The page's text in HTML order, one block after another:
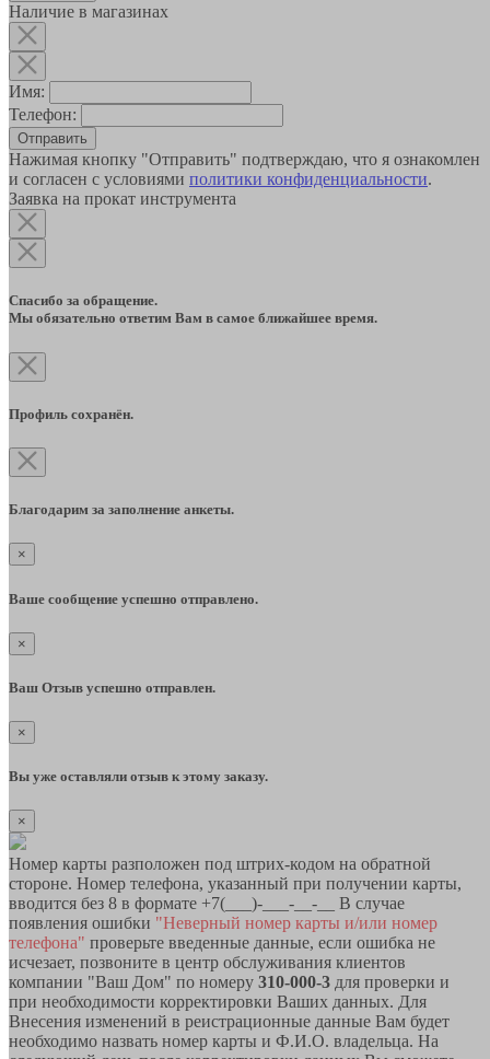
Наличие в магазинах
Имя:
Телефон:
Отправить
Нажимая кнопку "Отправить" подтверждаю, что я ознакомлен
и согласен с условиями политики конфиденциальности.
Заявка на прокат инструмента
Спасибо за обращение.
Мы обязательно ответим Вам в самое ближайшее время.
Профиль сохранён.
Благодарим за заполнение анкеты.
×
Ваше сообщение успешно отправлено.
×
Ваш Отзыв успешно отправлен.
×
Вы уже оставляли отзыв к этому заказу.
×
Номер карты разположен под штрих-кодом на обратной
стороне. Номер телефона, указанный при получении карты,
вводится без 8 в формате +7(___)-___-__-__ В случае
появления ошибки "Неверный номер карты и/или номер
телефона" проверьте введенные данные, если ошибка не
исчезает, позвоните в центр обслуживания клиентов
компании "Ваш Дом" по номеру 310-000-3 для проверки и
при необходимости корректировки Ваших данных. Для
Внесения изменений в реистрационные данные Вам будет
необходимо назвать номер карты и Ф.И.О. владельца. На